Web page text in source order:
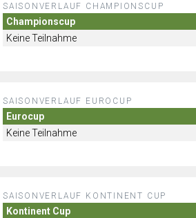
SAISONVERLAUF CHAMPIONSCUP
Championscup
Keine Teilnahme
SAISONVERLAUF EUROCUP
Eurocup
Keine Teilnahme
SAISONVERLAUF KONTINENT CUP
Kontinent Cup